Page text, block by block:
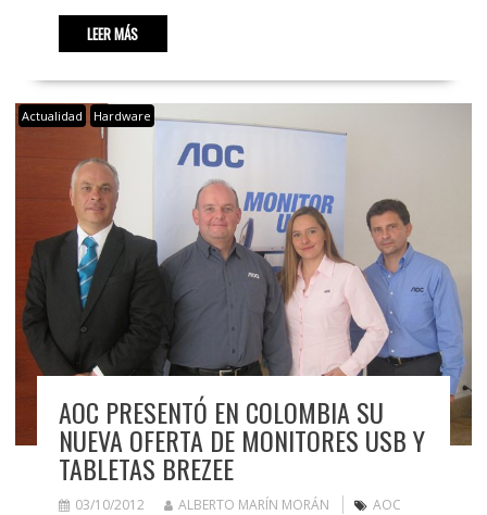
LEER MÁS
Actualidad Hardware
AOC PRESENTÓ EN COLOMBIA SU
NUEVA OFERTA DE MONITORES USB Y
TABLETAS BREZEE
03/10/2012 ALBERTO MARÍN MORÁN
AOC